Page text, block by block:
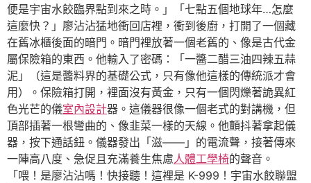
便是宇宙水餃臨界點到來之時。」「七點五個地球年…怎麼
這麼快？」廖沾沾猛地衝回店裡，衝到後廚，打開了一個藏
在舊冰櫃後面的暗門。暗門裡放著一個老舊的、像是古代金
屬保險箱的東西。他輸入了密碼：「一醬二醋三油四辣五蒜
泥」（這是醬料界的基礎公式，只有像他這樣的傳統派才會
用）。保險箱打開，裡面沒有黃金，只有一個閃爍著詭異紅
色光芒的儀室內設計器。這儀器很像一個老式的對講機，但
頂部插著一根彎曲的、像韭菜一樣的天線。他顫抖著拿起儀
器，按下通話鈕。儀器發出「滋——」的電流聲，接著傳來
一陣高八度、急促且充滿養生焦慮人體工學椅的聲音。
「喂！是廖沾沾嗎！快接聽！這裡是 K-999！宇宙水餃聯盟